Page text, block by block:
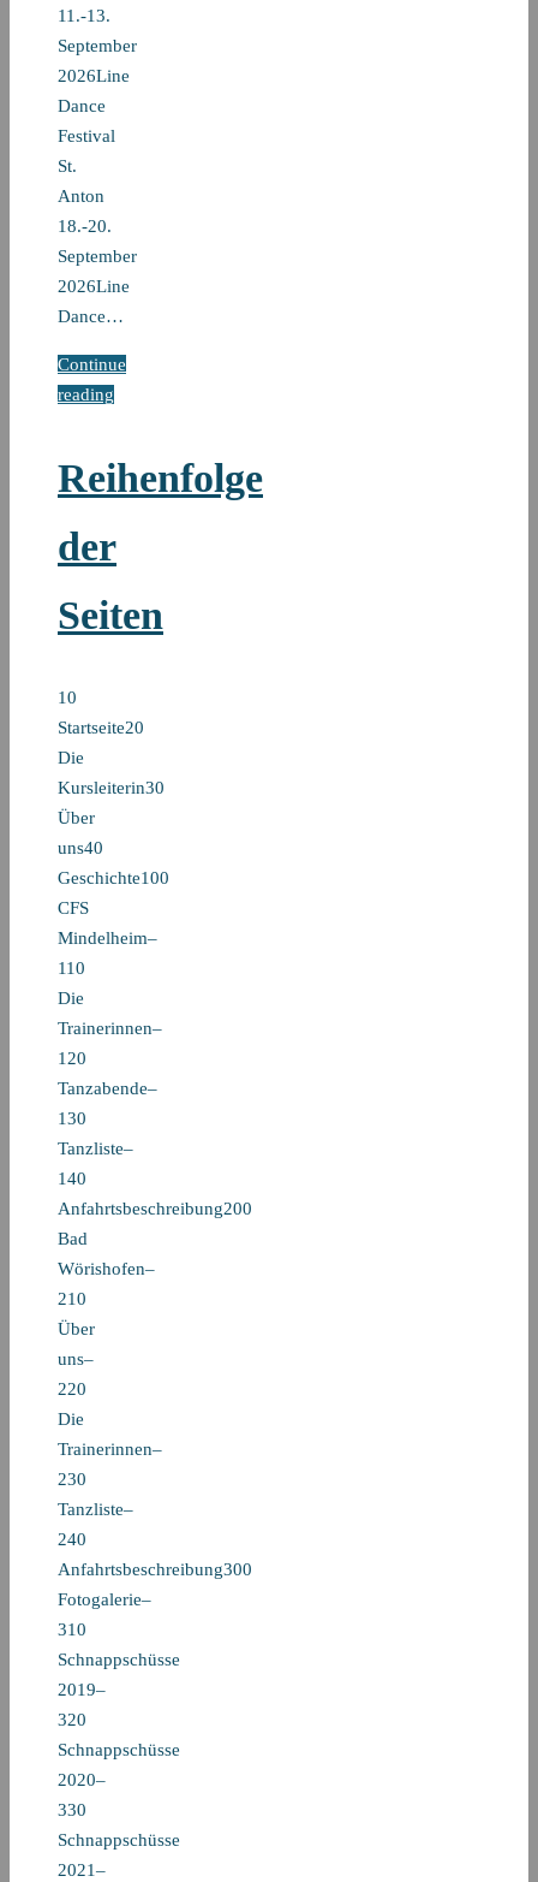
11.-13.
September
2026Line
Dance
Festival
St.
Anton
18.-20.
September
2026Line
Dance…
Continue
reading
Reihenfolge
der
Seiten
10
Startseite20
Die
Kursleiterin30
Über
uns40
Geschichte100
CFS
Mindelheim–
110
Die
Trainerinnen–
120
Tanzabende–
130
Tanzliste–
140
Anfahrtsbeschreibung200
Bad
Wörishofen–
210
Über
uns–
220
Die
Trainerinnen–
230
Tanzliste–
240
Anfahrtsbeschreibung300
Fotogalerie–
310
Schnappschüsse
2019–
320
Schnappschüsse
2020–
330
Schnappschüsse
2021–